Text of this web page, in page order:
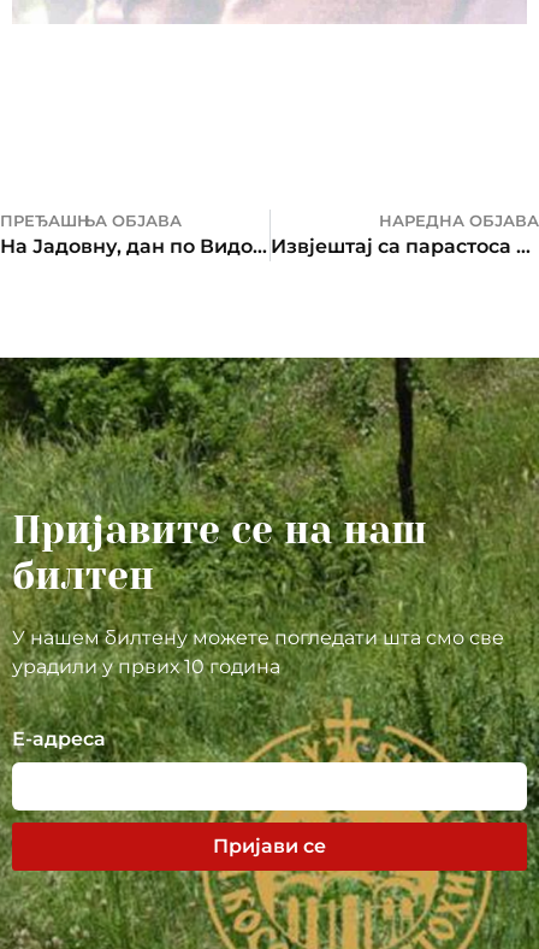
ПРЕЂАШЊА ОБЈАВА
На Јадовну, дан по Видовдану
НАРЕДНА ОБЈАВА
Извјештај са парастоса ђенералу Дражи
Пријавите се на наш
билтен
У нашем билтену можете погледати шта смо све
урадили у првих 10 година
Е-адреса
Пријави се